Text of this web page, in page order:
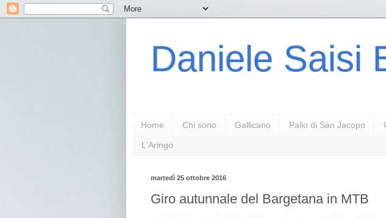
Daniele Saisi
Home Chi sono Gallicano Palio di San Jacopo
L'Aringo
martedì 25 ottobre 2016
Giro autunnale del Bargetana in MTB